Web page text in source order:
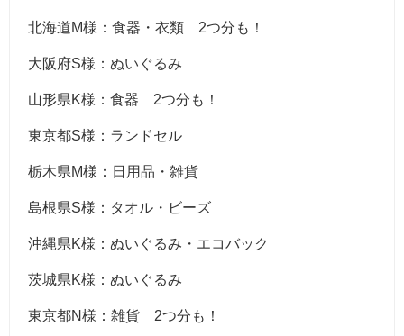
北海道M様：食器・衣類 2つ分も！
大阪府S様：ぬいぐるみ
山形県K様：食器 2つ分も！
東京都S様：ランドセル
栃木県M様：日用品・雑貨
島根県S様：タオル・ビーズ
沖縄県K様：ぬいぐるみ・エコバック
茨城県K様：ぬいぐるみ
東京都N様：雑貨 2つ分も！